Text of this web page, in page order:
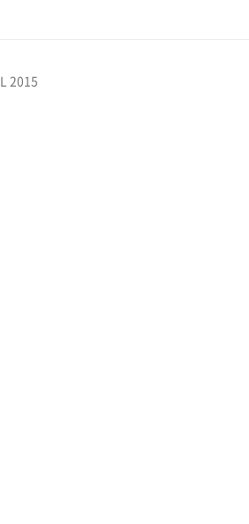
2015